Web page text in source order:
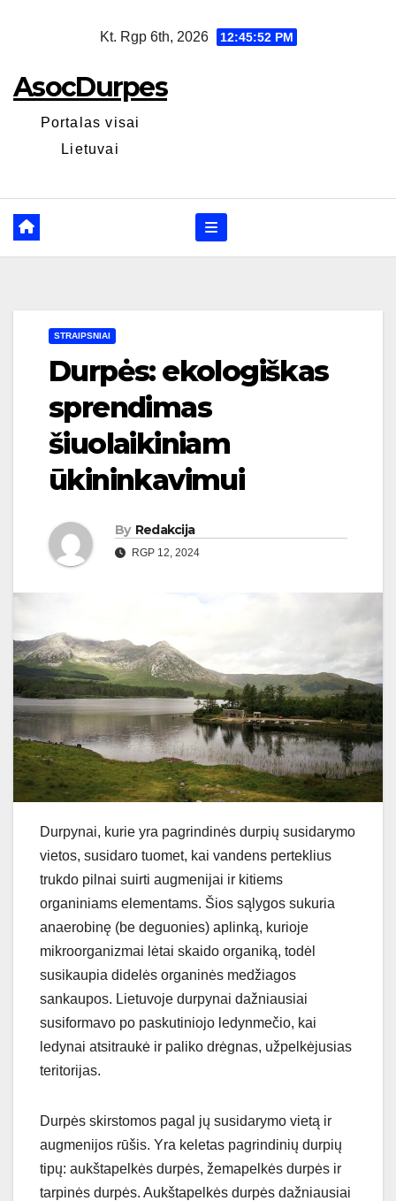
Kt. Rgp 6th, 2026 12:45:53 PM
AsocDurpes
Portalas visai
Lietuvai
STRAIPSNIAI
Durpės: ekologiškas
sprendimas
šiuolaikiniam
ūkininkavimui
By Redakcija
RGP 12, 2024
Durpynai, kurie yra pagrindinės durpių susidarymo
vietos, susidaro tuomet, kai vandens perteklius
trukdo pilnai suirti augmenijai ir kitiems
organiniams elementams. Šios sąlygos sukuria
anaerobinę (be deguonies) aplinką, kurioje
mikroorganizmai lėtai skaido organiką, todėl
susikaupia didelės organinės medžiagos
sankaupos. Lietuvoje durpynai dažniausiai
susiformavo po paskutiniojo ledynmečio, kai
ledynai atsitraukė ir paliko drėgnas, užpelkėjusias
teritorijas.
Durpės skirstomos pagal jų susidarymo vietą ir
augmenijos rūšis. Yra keletas pagrindinių durpių
tipų: aukštapelkės durpės, žemapelkės durpės ir
tarpinės durpės. Aukštapelkės durpės dažniausiai